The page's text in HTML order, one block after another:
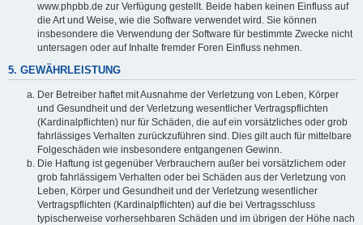
www.phpbb.de zur Verfügung gestellt. Beide haben keinen Einfluss auf
die Art und Weise, wie die Software verwendet wird. Sie können
insbesondere die Verwendung der Software für bestimmte Zwecke nicht
untersagen oder auf Inhalte fremder Foren Einfluss nehmen.
5. GEWÄHRLEISTUNG
Der Betreiber haftet mit Ausnahme der Verletzung von Leben, Körper
und Gesundheit und der Verletzung wesentlicher Vertragspflichten
(Kardinalpflichten) nur für Schäden, die auf ein vorsätzliches oder grob
fahrlässiges Verhalten zurückzuführen sind. Dies gilt auch für mittelbare
Folgeschäden wie insbesondere entgangenen Gewinn.
Die Haftung ist gegenüber Verbrauchern außer bei vorsätzlichem oder
grob fahrlässigem Verhalten oder bei Schäden aus der Verletzung von
Leben, Körper und Gesundheit und der Verletzung wesentlicher
Vertragspflichten (Kardinalpflichten) auf die bei Vertragsschluss
typischerweise vorhersehbaren Schäden und im übrigen der Höhe nach